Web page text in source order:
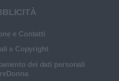
e Contatti
e Copyright
dei dati personali